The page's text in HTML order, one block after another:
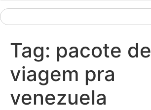
Tag: pacote de
viagem pra
venezuela